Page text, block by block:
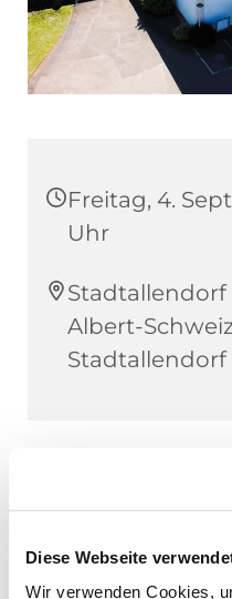
Diese Webseite
Wir verwenden Cookies,
Freitag, 4.
Uhr
Stadtallendorf
Albert-
Stadtallendorf